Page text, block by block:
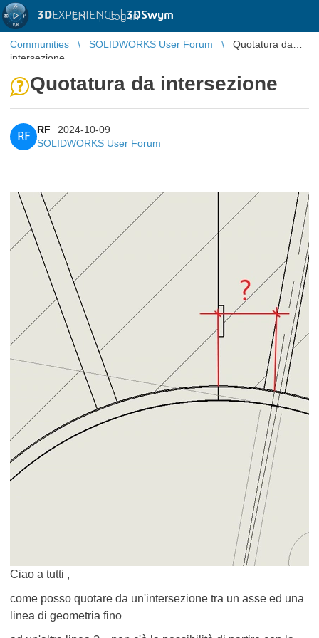
3DEXPERIENCE |3DSwym
EN | Log in
Communities SOLIDWORKS User Forum
Quotatura da
intersezione
Quotatura da intersezione
RF
RF
2024-10-09
SOLIDWORKS User Forum
Ciao a tutti ,
come posso quotare da un'intersezione tra un asse ed una
linea di geometria fino